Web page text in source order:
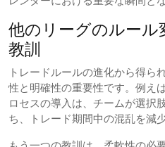
他のリーグのルール
教訓
トレードルールの進化から得ら
性と明確性の重要性です。例え
ロセスの導入は、チームが選択
ち、トレード期間中の混乱を減